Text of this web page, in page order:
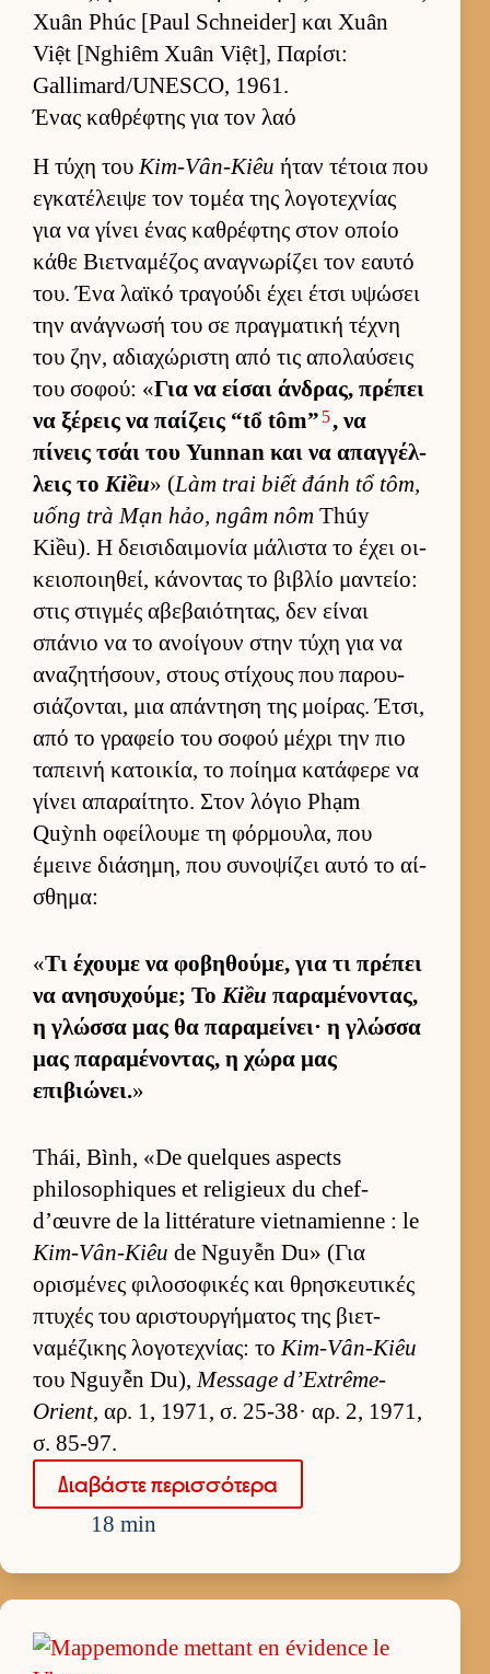
Xuân Phúc [Paul Schneider] και Xuân
Việt [Nghiêm Xuân Việt], Παρίσι:
Gallimard/UNESCO, 1961.
Ένας καθρέφτης για τον λαό
Η τύχη τουKim-Vân-Kiêu ήταν τέτοια που
εγκατέλειψε τον τομέα της λογοτεχνίας
για να γίνει ένας καθρέφτης στον οποίο
κάθε Βιετ­ναμέζος αναγνωρίζει τον εαυτό
του. Ένα λαϊκό τραγούδι έχει έτσι υψώσει
την ανάγνωσή του σε πραγ­ματική τέχνη
του ζην, αδια­χώριστη από τις απολαύ­σεις
του σοφού: «Για να εί­σαι άν­δρας, πρέπει
να ξέρεις να παί­ζεις “tổ tôm” 5, να
πίνεις τσάι του Yunnan και να απαγ­γέλ­
λεις το Kiều» (Làm trai biết đánh tổ tôm,
uống trà Mạn hảo, ngâm nôm Thúy
Kiều). Η δει­σιδαι­μονία μάλιστα το έχει οι­
κειο­ποι­ηθεί, κάνοντας το βιβλίο μαντείο:
στις στιγ­μές αβεβαιότητας, δεν εί­ναι
σπάνιο να το ανοί­γουν στην τύχη για να
αναζητήσουν, στους στίχους που παρου­
σιάζονται, μια απάντηση της μοί­ρας. Έτσι,
από το γραφείο του σοφού μέχρι την πιο
ταπεινή κατοι­κία, το ποί­ημα κατάφερε να
γίνει απαραί­τητο. Στον λόγιο Phạm
Quỳnh οφεί­λουμε τη φόρ­μου­λα, που
έμεινε διάσημη, που συνοψίζει αυτό το αί­
σθημα:
«Τι έχουμε να φοβηθού­με, για τι πρέπει
να ανησυχού­με; Το Kiều παραμένοντας,
η γλώσσα μας θα παραμεί­νει· η γλώσσα
μας παραμένοντας, η χώρα μας
επιβιώνει.»
Thái, Bình, «De quelques aspects
philosophiques et religieux du chef-
d’œuvre de la littérature vietnamienne : le
Kim-Vân-Kiêu de Nguyễn Du» (Για
ορισμένες φιλοσοφικές και θρησκευ­τικές
πτυχές του αριστουρ­γήματος της βιετ­
ναμέζικης λογοτεχνίας: το Kim-Vân-Kiêu
του Nguyễn Du), Message d’Extrême-
Orient, αρ. 1, 1971, σ. 25-38· αρ. 2, 1971,
σ. 85-97.
Δια­βάστε περισ­σότερα
18 min